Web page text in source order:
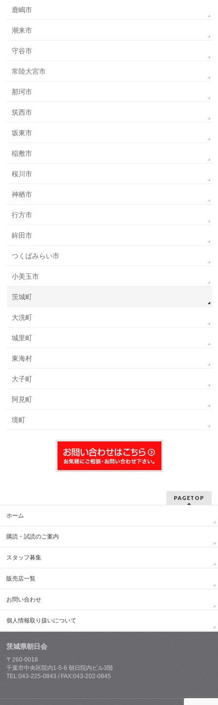
鹿嶋市
潮来市
守谷市
常陸大宮市
那珂市
筑西市
坂東市
稲敷市
桜川市
神栖市
行方市
鉾田市
つくばみらい市
小美玉市
茨城町
大洗町
城里町
東海村
大子町
阿見町
境町
PAGETOP
ホーム
購読・試読のご案内
スタッフ募集
販売店一覧
お問い合わせ
個人情報取り扱いについて
茨城県朝日会
〒260-0018
千葉市中央区院内1-5-6 朝日院内ビル3階
TEL:043-225-0843 / FAX:043-202-0845